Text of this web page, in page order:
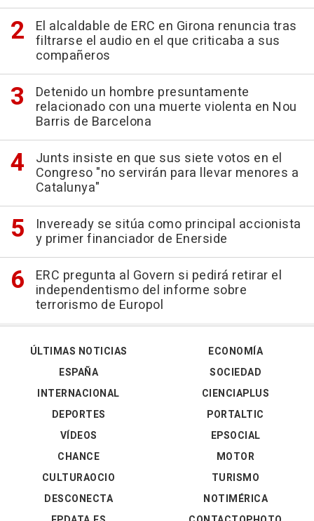
El alcaldable de ERC en Girona renuncia tras
filtrarse el audio en el que criticaba a sus
compañeros
Detenido un hombre presuntamente
relacionado con una muerte violenta en Nou
Barris de Barcelona
Junts insiste en que sus siete votos en el
Congreso "no servirán para llevar menores a
Catalunya"
Inveready se sitúa como principal accionista
y primer financiador de Enerside
ERC pregunta al Govern si pedirá retirar el
independentismo del informe sobre
terrorismo de Europol
ÚLTIMAS NOTICIAS
ESPAÑA
INTERNACIONAL
DEPORTES
VÍDEOS
ECONOMÍA
SOCIEDAD
CIENCIAPLUS
PORTALTIC
EPSOCIAL
CHANCE
CULTURAOCIO
DESCONECTA
MOTOR
TURISMO
NOTIMÉRICA